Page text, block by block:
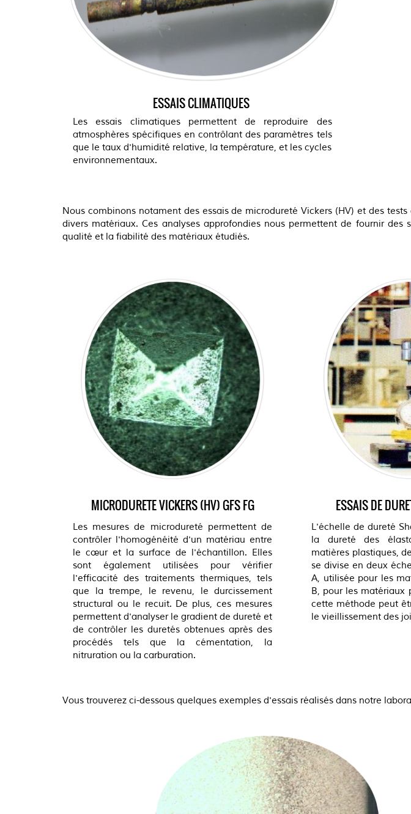
ESSAIS CLIMATIQUES
Les essais climatiques permettent de reproduire des
atmosphères spécifiques en contrôlant des paramètres tels
que le taux d'humidité relative, la température, et les cycles
environnementaux.
Nous combinons notament des essais de microdureté Vickers (HV) et des
divers matériaux. Ces analyses approfondies nous permettent de fournir
qualité et la fiabilité des matériaux étudiés.
MICRODURETE VICKERS (HV) GFS FG
Les mesures de microdureté permettent de
contrôler l'homogénéité d'un matériau entre
le cœur et la surface de l'échantillon. Elles
sont également utilisées pour vérifier
l'efficacité des traitements thermiques, tels
que la trempe, le revenu, le durcissement
structural ou le recuit. De plus, ces mesures
permettent d'analyser le gradient de dureté et
de contrôler les duretés obtenues après des
procédés tels que la cémentation, la
nitruration ou la carburation.
ESSAIS DE
L'échelle de dureté
la dureté des
matières plastiques,
se divise en deux
A, utilisée pour les
B, pour les matériaux
cette méthode peut
le vieillissement des
Vous trouverez ci-dessous quelques exemples d'essais réalisés dans notre